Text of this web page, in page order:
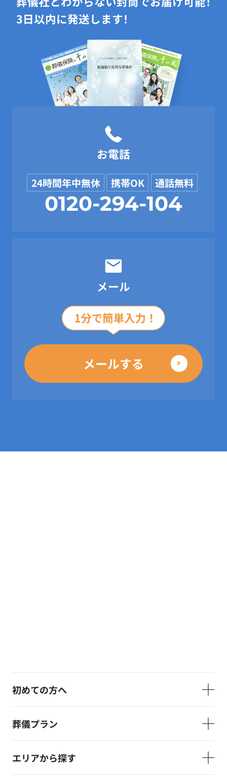
3日以内に発送します！
お電話
24時間年中無休 携帯OK 通話無料
0120-294-104
メール
メールする
初めての方へ
葬儀プラン
エリアから探す